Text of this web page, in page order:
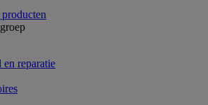
reparatie